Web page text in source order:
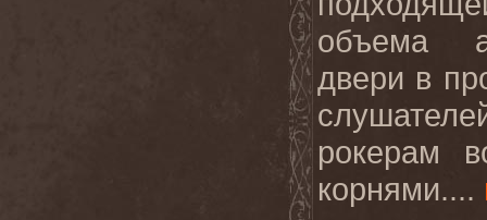
объема
двери в
рокерам
корнями....